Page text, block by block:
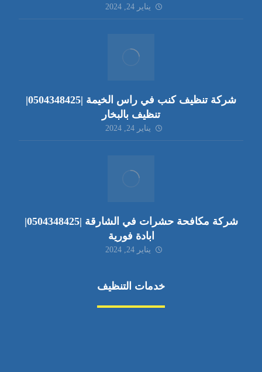
يناير 24, 2024
شركة تنظيف كنب في راس الخيمة |0504348425|
تنظيف بالبخار
يناير 24, 2024
شركة مكافحة حشرات في الشارقة |0504348425|
ابادة فورية
يناير 24, 2024
خدمات التنظيف